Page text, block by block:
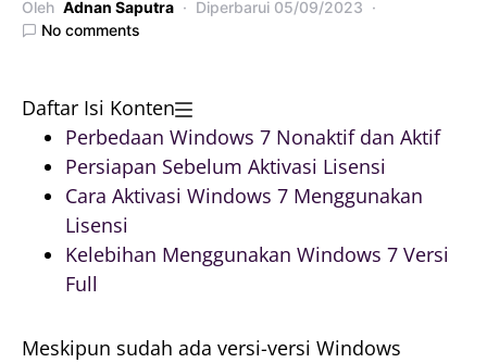
Oleh Adnan Saputra Diperbarui 05/09/2023
No comments
Daftar Isi Konten
Perbedaan Windows 7 Nonaktif dan Aktif
Persiapan Sebelum Aktivasi Lisensi
Cara Aktivasi Windows 7 Menggunakan
Lisensi
Kelebihan Menggunakan Windows 7 Versi
Full
Meskipun sudah ada versi-versi Windows